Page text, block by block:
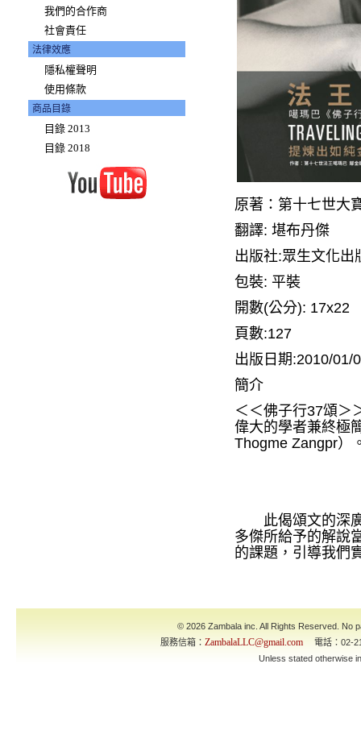
我們的合作商
社會責任
法律效應
隱私權聲明
使用條款
商品目錄
目錄 2013
目錄 2018
原著： 第十七世大
翻譯: 堪布丹傑
出版社:眾生文化出
包裝: 平裝
開數(公分): 17x22
頁數:127
出版日期:2010/01/
簡介
＜＜佛子行37頌＞
偉大的學者兼終極
Thogme Zangpr）
此偈頌文的深廣
多傑所給予的解說
的課題，引導我們
© 2026 Zambala inc. All Rights Reserved. No
服務信箱： ZambalaLLC@gmail.com 電話：02-
Unless stated